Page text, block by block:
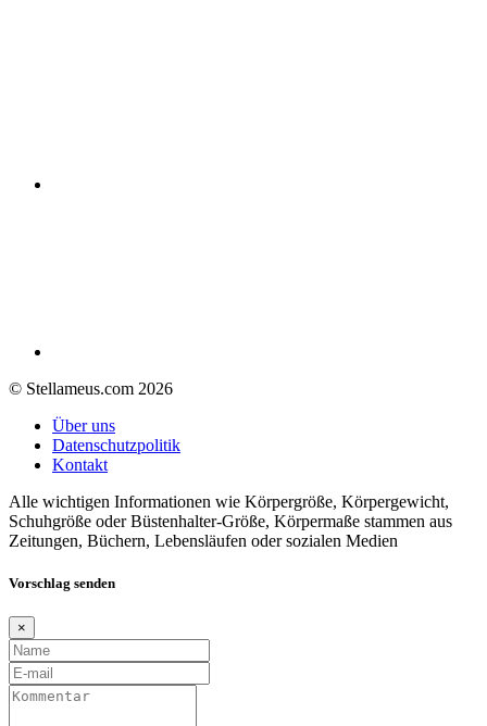
© Stellameus.com 2026
Über uns
Datenschutzpolitik
Kontakt
Alle wichtigen Informationen wie Körpergröße, Körpergewicht,
Schuhgröße oder Büstenhalter-Größe, Körpermaße stammen aus
Zeitungen, Büchern, Lebensläufen oder sozialen Medien
Vorschlag senden
×